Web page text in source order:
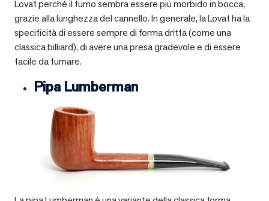
Lovat perché il fumo sembra essere più morbido in bocca,
grazie alla lunghezza del cannello. In generale, la Lovat ha la
specificità di essere sempre di forma dritta (come una
classica billiard), di avere una presa gradevole e di essere
facile da fumare.
Pipa Lumberman